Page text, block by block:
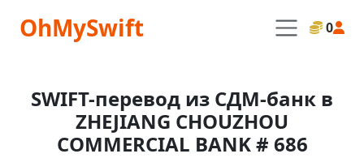
OhMySwift 0
SWIFT-перевод из СДМ-банк в
ZHEJIANG CHOUZHOU
COMMERCIAL BANK # 686